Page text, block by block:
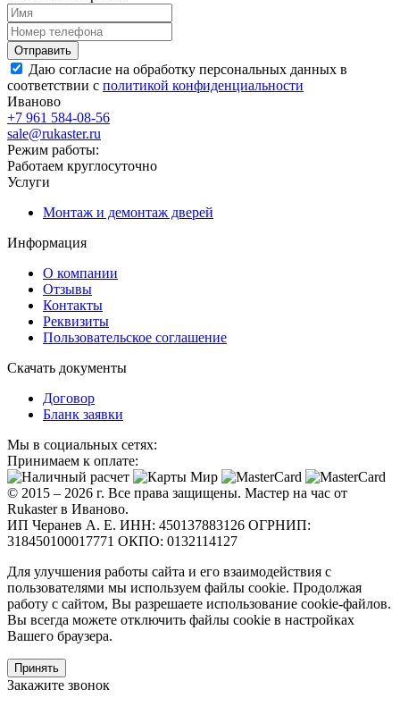
Даю согласие на обработку персональных данных в
соответствии с политикой конфиденциальности
Иваново
+7 961 584-08-56
sale@rukaster.ru
Режим работы:
Работаем круглосуточно
Услуги
Монтаж и демонтаж дверей
Информация
О компании
Отзывы
Контакты
Реквизиты
Пользовательское соглашение
Скачать документы
Договор
Бланк заявки
Мы в социальных сетях:
Принимаем к оплате:
© 2015 – 2026 г. Все права защищены. Мастер на час от
Rukaster в Иваново.
ИП Черанев А. Е. ИНН: 450137883126 ОГРНИП:
318450100017771 ОКПО: 0132114127
Для улучшения работы сайта и его взаимодействия с
пользователями мы используем файлы cookie. Продолжая
работу с сайтом, Вы разрешаете использование cookie-файлов.
Вы всегда можете отключить файлы cookie в настройках
Вашего браузера.
Принять
Закажите звонок